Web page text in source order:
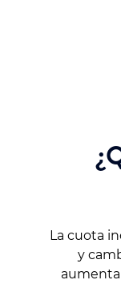
La cuota
y